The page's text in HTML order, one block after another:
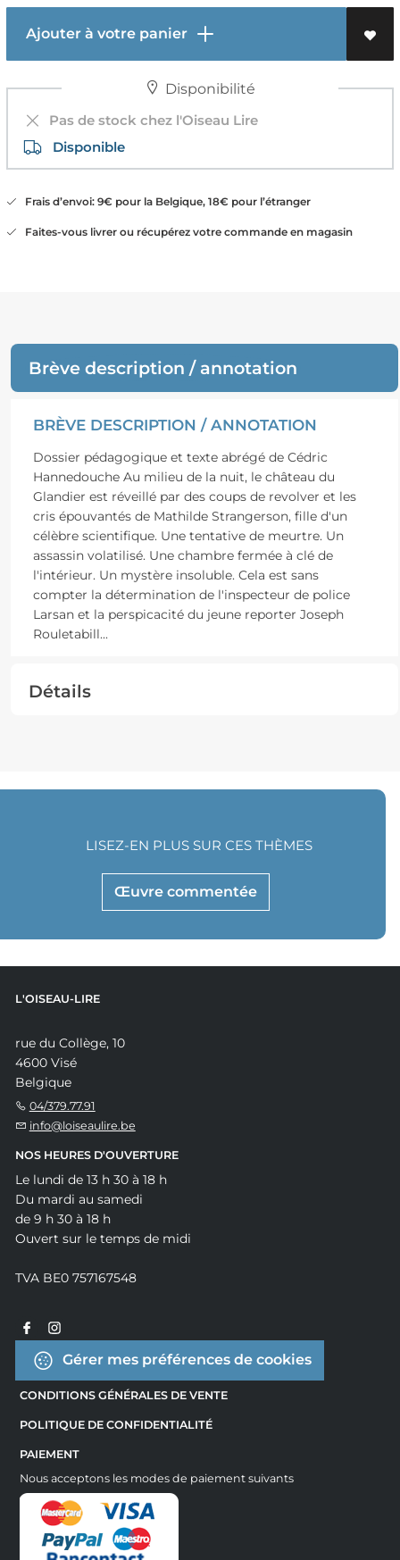
Ajouter à votre panier
Disponibilité
Pas de stock chez l'Oiseau Lire
Disponible
Frais d’envoi: 9€ pour la Belgique, 18€ pour l’étranger
Faites-vous livrer ou récupérez votre commande en magasin
Brève description / annotation
BRÈVE DESCRIPTION / ANNOTATION
Dossier pédagogique et texte abrégé de Cédric
Hannedouche Au milieu de la nuit, le château du
Glandier est réveillé par des coups de revolver et les
cris épouvantés de Mathilde Strangerson, fille d'un
célèbre scientifique. Une tentative de meurtre. Un
assassin volatilisé. Une chambre fermée à clé de
l'intérieur. Un mystère insoluble. Cela est sans
compter la détermination de l'inspecteur de police
Larsan et la perspicacité du jeune reporter Joseph
Rouletabill...
Détails
Œuvre commentée
LISEZ-EN PLUS SUR CES THÈMES
L'OISEAU-LIRE
rue du Collège, 10
4600 Visé
Belgique
04/379.77.91
info@loiseaulire.be
NOS HEURES D'OUVERTURE
Le lundi de 13 h 30 à 18 h
Du mardi au samedi
de 9 h 30 à 18 h
Ouvert sur le temps de midi
TVA BE0 757167548
Gérer mes préférences de cookies
CONDITIONS GÉNÉRALES DE VENTE
POLITIQUE DE CONFIDENTIALITÉ
PAIEMENT
Nous acceptons les modes de paiement suivants